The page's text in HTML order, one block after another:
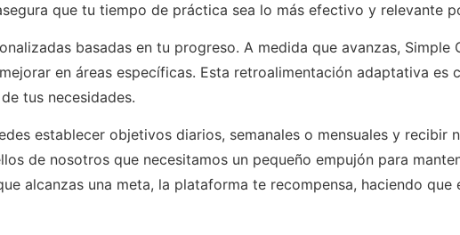
que tu tiempo de práctica sea lo más efectivo y relevante
basadas en tu progreso. A medida que avanzas, Simple
en áreas específicas. Esta retroalimentación adaptativa es
tus necesidades.
establecer objetivos diarios, semanales o mensuales y recibir
de nosotros que necesitamos un pequeño empujón para
alcanzas una meta, la plataforma te recompensa, haciendo